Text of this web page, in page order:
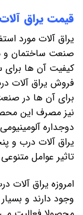
قیمت یراق
یراق آلات مورد
صنعت ساختمان و
کیفیت آن ها
فروش یراق آلات
نیز مصرف این
دوجداره
یراق آلات درب و
تاثیر عوامل
امروزه یراق آلات
وجود دارند و